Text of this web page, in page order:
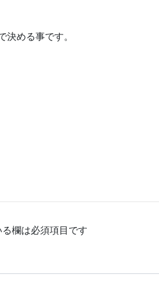
決める事です。
欄は必須項目です